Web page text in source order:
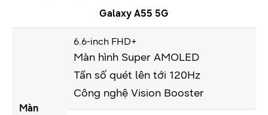
Galaxy A55 5G
Màn
6.6-inch FHD+
Màn hình Super AMOLED
Tần số quét lên tới 120Hz
Công nghệ Vision Booster